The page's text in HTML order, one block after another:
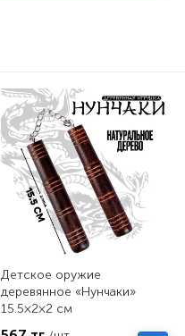
Детское оружие
деревянное «Нунчаки»
15.5×2×2 см